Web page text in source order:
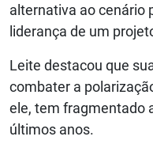
alternativa ao cenário
liderança de um
Leite destacou que
combater a
ele, tem fragmentado
últimos anos.